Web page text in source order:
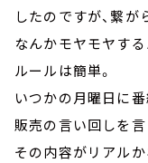
したのですが、繋がら
なんかモヤモヤする
ルールは簡単。
いつかの月曜日に
販売の言い回しを言
その内容がリアル